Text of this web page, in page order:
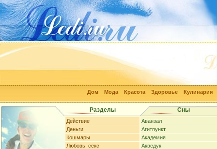
Дом Мода Красота Здоровье Кулинария
Разделы Сны
Действие
Деньги
Кошмары
Любовь, секс
Аванзал
Агитпункт
Академия
Акведук